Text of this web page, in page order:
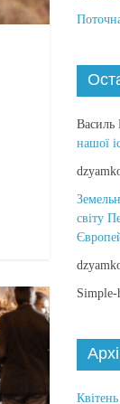
Василь
нашої
світу
Simple-